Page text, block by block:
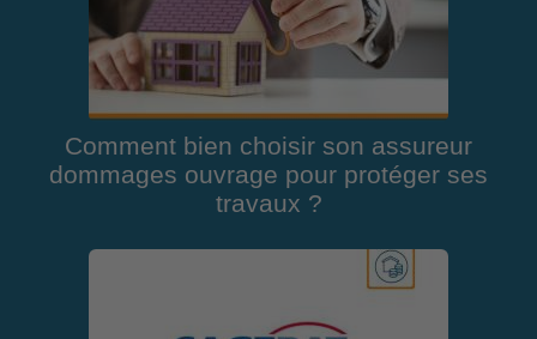
Comment bien choisir son assureur
dommages ouvrage pour protéger ses
travaux ?